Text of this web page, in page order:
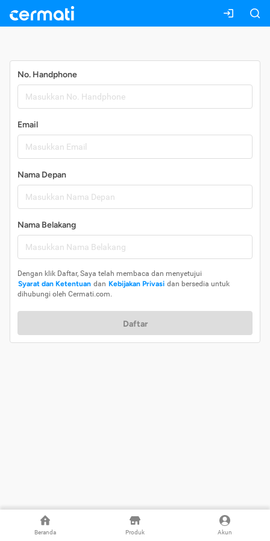
Beranda Produk Akun
No. Handphone
Email
Nama Depan
Nama Belakang
Dengan klik Daftar, Saya telah membaca dan menyetujui
Syarat dan Ketentuan dan Kebijakan Privasi dan bersedia untuk
dihubungi oleh Cermati.com.
Daftar